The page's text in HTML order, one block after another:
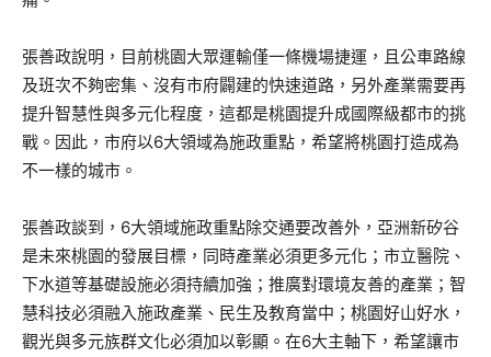
張善政說明，目前桃園大眾運輸僅一條機場捷運，且公車路線
及班次不夠密集、沒有市府闢建的快速道路，另外產業需要再
提升智慧性與多元化程度，這都是桃園提升成國際級都市的挑
戰。因此，市府以6大領域為施政重點，希望將桃園打造成為
不一樣的城市。
張善政談到，6大領域施政重點除交通要改善外，亞洲新矽谷
是未來桃園的發展目標，同時產業必須更多元化；市立醫院、
下水道等基礎設施必須持續加強；推廣對環境友善的產業；智
慧科技必須融入施政產業、民生及教育當中；桃園好山好水，
觀光與多元族群文化必須加以彰顯。在6大主軸下，希望讓市